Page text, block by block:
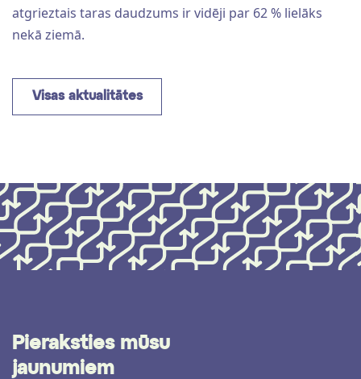
atgrieztais taras daudzums ir vidēji par 62 % lielāks
nekā ziemā.
Visas aktualitātes
Pieraksties mūsu
jaunumiem